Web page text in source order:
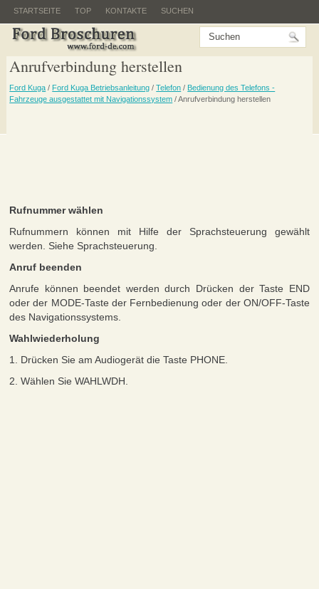
STARTSEITE TOP KONTAKTE SUCHEN
Anrufverbindung herstellen
Ford Kuga / Ford Kuga Betriebsanleitung /Telefon / Bedienung des Telefons -
Fahrzeuge ausgestattet mit Navigationssystem / Anrufverbindung herstellen
Rufnummer wählen
Rufnummern können mit Hilfe der Sprachsteuerung gewählt
werden. Siehe Sprachsteuerung.
Anruf beenden
Anrufe können beendet werden durch Drücken der Taste END
oder der MODE-Taste der Fernbedienung oder der ON/OFF-Taste
des Navigationssystems.
Wahlwiederholung
1. Drücken Sie am Audiogerät die Taste PHONE.
2. Wählen Sie WAHLWDH.